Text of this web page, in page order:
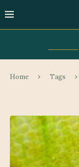
Home Tags